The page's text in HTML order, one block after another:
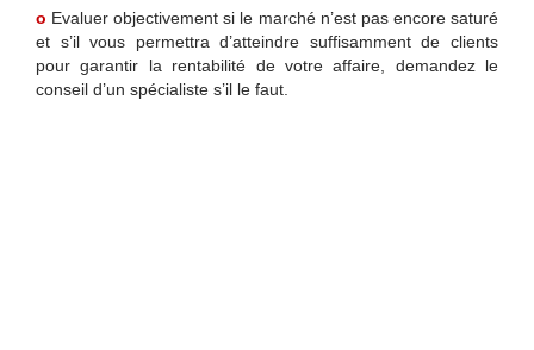
o Evaluer objectivement si le marché n’est pas encore saturé
et s’il vous permettra d’atteindre suffisamment de clients
pour garantir la rentabilité de votre affaire, demandez le
conseil d’un spécialiste s’il le faut.